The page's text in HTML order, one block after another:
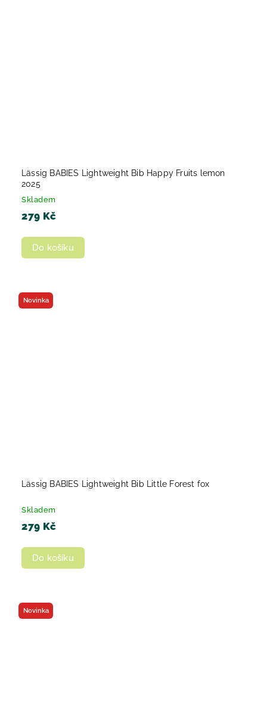
Lässig BABIES Lightweight Bib Happy Fruits lemon
2025
Skladem
279 Kč
Do košíku
Novinka
Lässig BABIES Lightweight Bib Little Forest fox
Skladem
279 Kč
Do košíku
Novinka